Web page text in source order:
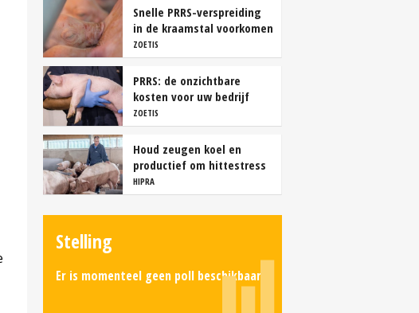
Snelle PRRS-verspreiding
in de kraamstal voorkomen
ZOETIS
PRRS: de onzichtbare
kosten voor uw bedrijf
ZOETIS
Houd zeugen koel en
productief om hittestress
te voorkomen
HIPRA
Stelling
Er is momenteel geen poll beschikbaar.